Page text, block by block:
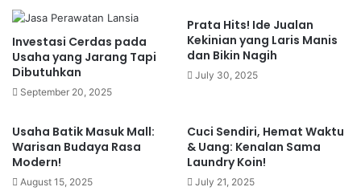
Surat izin usaha dagang
memiliki izin resmi bukan
hanya soal kepatuhan hukum, melainkan juga kunci
agar usaha bisa berkembang lebih cepat dan
dipercaya oleh berbagai pihak. Tanpa legalitas,
pinjaman, mengikuti tender, atau bahkan
berpotensi terkena sanksi hukum.
Investasi Cerdas pada
Usaha yang Jarang Tapi
Dibutuhkan
September 20, 2025
Prata Hits! Ide Jualan
Kekinian yang Laris Manis
dan Bikin Nagih
July 30, 2025
Usaha Batik Masuk Mall:
Warisan Budaya Rasa
Modern!
August 15, 2025
Cuci Sendiri, Hemat Waktu
& Uang: Kenalan Sama
Laundry Koin!
July 21, 2025